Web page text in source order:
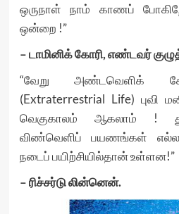
ஒருநாள் நாம் காணப்
ஒன்றை !”
– டாமினிக் கோரி, எண்டவர்
“வேறு அண்டவெளிக்
(Extraterrestrial Life)
வெகுகாலம் ஆகலாம் !
விண்வெளிப் பயணங்கள்
நடைப் பயிற்சியில்தான் உள்ளன!”
– ரிச்சர்டு லின்னென்.